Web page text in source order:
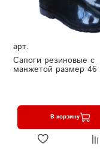
арт.
Сапоги резиновые с
манжетой размер 46
В корзину